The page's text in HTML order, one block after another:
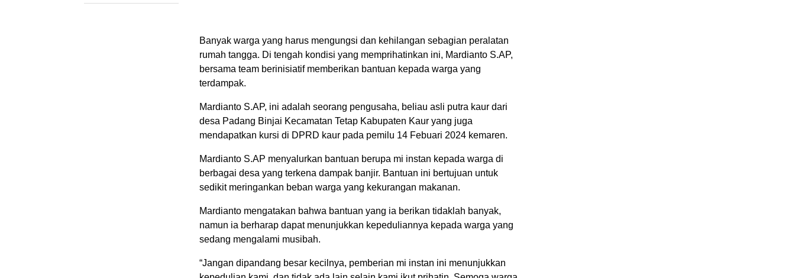
Banyak warga yang harus mengungsi dan kehilangan sebagian peralatan
rumah tangga. Di tengah kondisi yang memprihatinkan ini, Mardianto S.AP,
bersama team berinisiatif memberikan bantuan kepada warga yang
terdampak.
Mardianto S.AP, ini adalah seorang pengusaha, beliau asli putra kaur dari
desa Padang Binjai Kecamatan Tetap Kabupaten Kaur yang juga
mendapatkan kursi di DPRD kaur pada pemilu 14 Febuari 2024 kemaren.
Mardianto S.AP menyalurkan bantuan berupa mi instan kepada warga di
berbagai desa yang terkena dampak banjir. Bantuan ini bertujuan untuk
sedikit meringankan beban warga yang kekurangan makanan.
Mardianto mengatakan bahwa bantuan yang ia berikan tidaklah banyak,
namun ia berharap dapat menunjukkan kepeduliannya kepada warga yang
sedang mengalami musibah.
“Jangan dipandang besar kecilnya, pemberian mi instan ini menunjukkan